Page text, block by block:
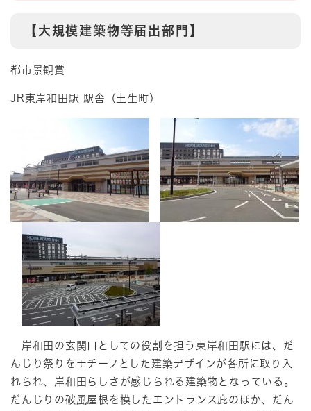
【大規模建築物等届出部門】
都市景観賞
JR東岸和田駅 駅舎（土生町）
岸和田の玄関口としての役割を担う東岸和田駅には、だ
んじり祭りをモチーフとした建築デザインが各所に取り入
れられ、岸和田らしさが感じられる建築物となっている。
だんじりの破風屋根を模したエントランス庇のほか、だん